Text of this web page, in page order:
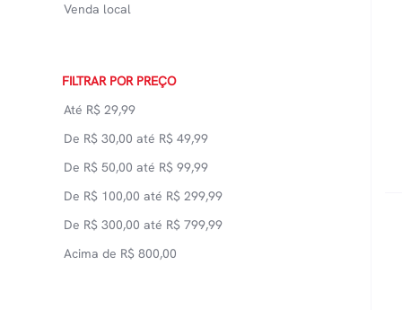
Venda local
FILTRAR POR PREÇO
Até R$ 29,99
De R$ 30,00 até R$ 49,99
De R$ 50,00 até R$ 99,99
De R$ 100,00 até R$ 299,99
De R$ 300,00 até R$ 799,99
Acima de R$ 800,00